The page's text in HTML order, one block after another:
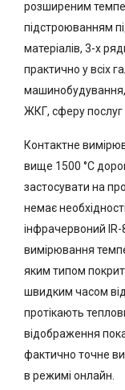
розширеним
підстроюванням
матеріалів, 3-х
практично у всіх
машинобудування,
ЖКГ, сферу послуг
Контактне
вище 1500 °С
застосувати на
немає
інфрачервоний
вимірювання
яким типом
швидким часом
протікають
відображення
фактично точне
в режимі онлайн.